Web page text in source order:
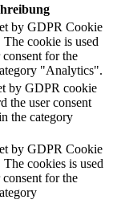
by GDPR Cookie
cookie is used
consent for the
"Analytics".
by GDPR cookie
the user consent
the category
by GDPR Cookie
cookies is used
consent for the